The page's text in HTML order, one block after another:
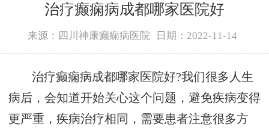
治疗癫痫病成都哪家医院好
来源：四川神康癫痫病医院 日期：2022-11-14
治疗癫痫病成都哪家医院好?我们很多人生
病后，会知道开始关心这个问题，避免疾病变得
更严重，疾病治疗相同，需要患者注意很多方